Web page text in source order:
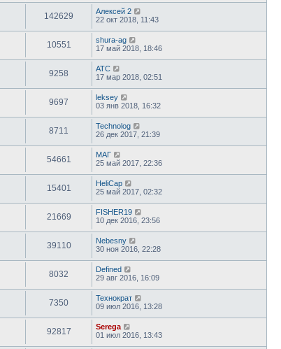
142629
Алексей 2
22 окт 2018, 11:43
10551
shura-ag
17 май 2018, 18:46
9258
ATC
17 мар 2018, 02:51
9697
leksey
03 янв 2018, 16:32
8711
Technolog
26 дек 2017, 21:39
54661
МАГ
25 май 2017, 22:36
15401
HeliCap
25 май 2017, 02:32
21669
FISHER19
10 дек 2016, 23:56
39110
Nebesny
30 ноя 2016, 22:28
8032
Defined
29 авг 2016, 16:09
7350
Технократ
09 июл 2016, 13:28
92817
Serega
01 июл 2016, 13:43